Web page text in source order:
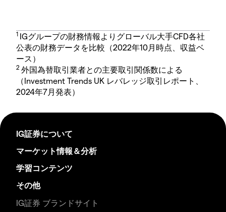
1 IGグループの財務情報よりグローバル大手CFD各社
公表の財務データを比較（2022年10月時点、収益ベ
ース）
2 外国為替取引業者との主要取引関係数による
（Investment Trends UK レバレッジ取引レポート、
2024年7月発表）
IG証券について
マーケット情報＆分析
学習コンテンツ
その他
IG証券 ブランドサイト